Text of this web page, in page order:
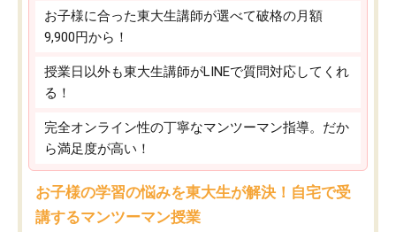
お子様に合った東大生講師が選べて破格の月額
9,900円から！
授業日以外も東大生講師がLINEで質問対応してくれ
る！
完全オンライン性の丁寧なマンツーマン指導。だか
ら満足度が高い！
お子様の学習の悩みを東大生が解決！自宅で受
講するマンツーマン授業